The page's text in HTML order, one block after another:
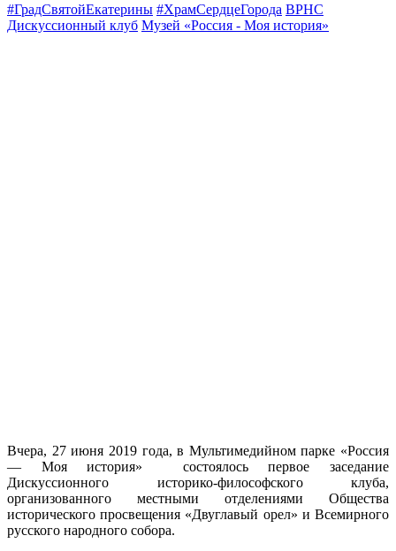
#ГрадСвятойЕкатерины #ХрамСердцеГорода ВРНС
Дискуссионный клуб Музей «Россия - Моя ис­тория»
Вчера, 27 июня 2019 года, в Мультимедийном парке «Россия
— Моя история» состоялось первое заседание
Дискуссионного историко-философского клуба,
организованного местными отделениями Общества
исторического просвещения «Двуглавый орел» и Всемирного
русского народного собора.